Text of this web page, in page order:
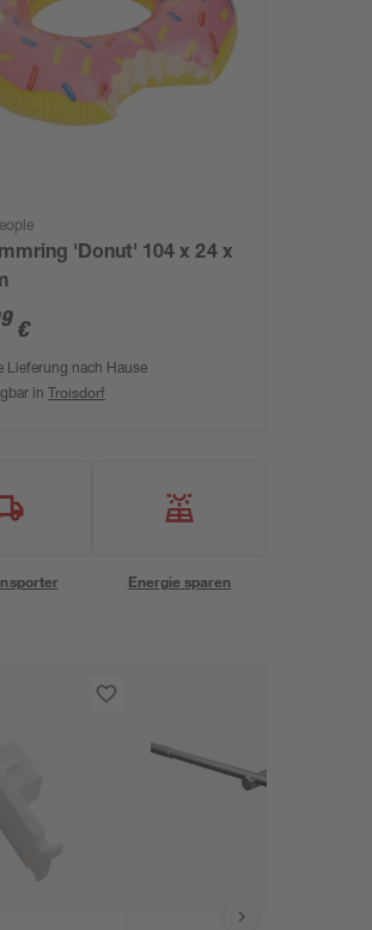
'Donut' 104 x 24 x
€
Lieferung nach Hause
in Troisdorf
Energie sparen